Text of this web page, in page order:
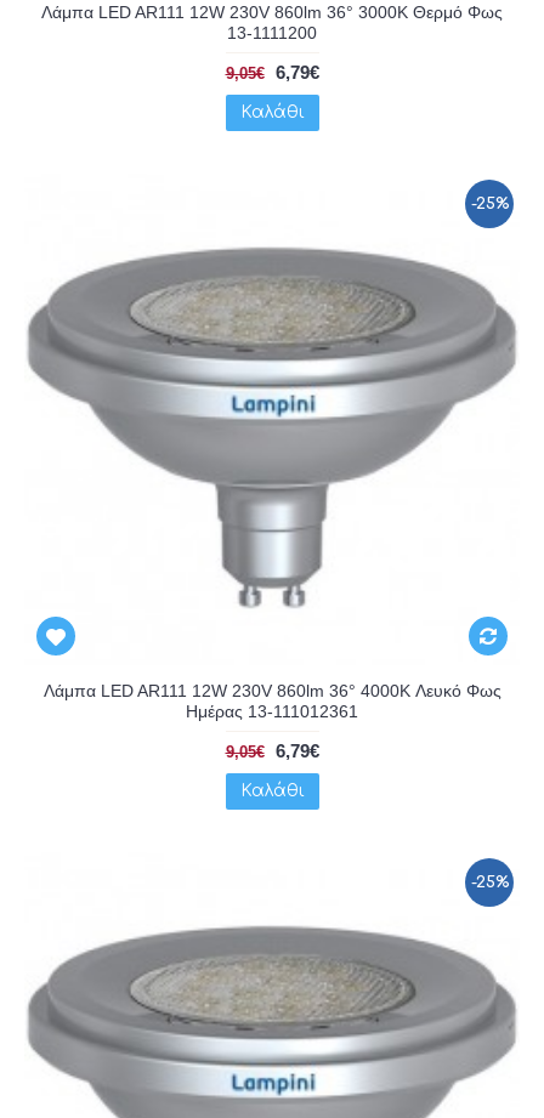
Λάμπα LED AR111 12W 230V 860lm 36° 3000K Θερμό Φως
13-1111200
9,05€ 6,79€
Καλάθι
-25%
Λάμπα LED AR111 12W 230V 860lm 36° 4000K Λευκό Φως
Ημέρας 13-111012361
9,05€ 6,79€
Καλάθι
-25%